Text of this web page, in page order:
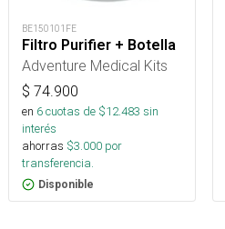
BE150101FE
Filtro Purifier + Botella
Adventure Medical Kits
$ 74.900
en 6cuotas de $12.483 sin
interés
ahorras $3.000 por
transferencia.
Disponible